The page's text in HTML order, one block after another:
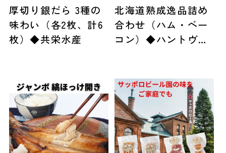
厚切り銀だら 3種の
味わい（各2枚、計6
枚）◆共栄水産
北海道熟成逸品詰め
合わせ（ハム・ベー
コン）◆ハントヴェ